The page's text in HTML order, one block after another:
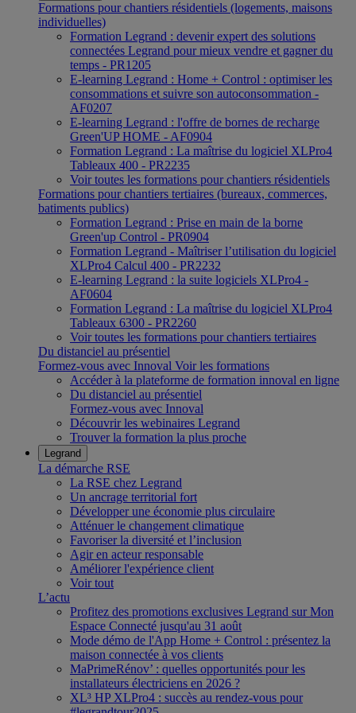
Formations pour chantiers résidentiels (logements, maisons
individuelles)
Formation Legrand : devenir expert des solutions
connectées Legrand pour mieux vendre et gagner du
temps - PR1205
E-learning Legrand : Home + Control : optimiser les
consommations et suivre son autoconsommation -
AF0207
E-learning Legrand : l'offre de bornes de recharge
Green'UP HOME - AF0904
Formation Legrand : La maîtrise du logiciel XLPro4
Tableaux 400 - PR2235
Voir toutes les formations pour chantiers résidentiels
Formations pour chantiers tertiaires (bureaux, commerces,
batiments publics)
Formation Legrand : Prise en main de la borne
Green'up Control - PR0904
Formation Legrand - Maîtriser l’utilisation du logiciel
XLPro4 Calcul 400 - PR2232
E-learning Legrand : la suite logiciels XLPro4 -
AF0604
Formation Legrand : La maîtrise du logiciel XLPro4
Tableaux 6300 - PR2260
Voir toutes les formations pour chantiers tertiaires
Du distanciel au présentiel
Formez-vous avec Innoval Voir les formations
Accéder à la plateforme de formation innoval en ligne
Du distanciel au présentiel
Formez-vous avec Innoval
Découvrir les webinaires Legrand
Trouver la formation la plus proche
Legrand
La démarche RSE
La RSE chez Legrand
Un ancrage territorial fort
Développer une économie plus circulaire
Atténuer le changement climatique
Favoriser la diversité et l’inclusion
Agir en acteur responsable
Améliorer l'expérience client
Voir tout
L’actu
Profitez des promotions exclusives Legrand sur Mon
Espace Connecté jusqu'au 31 août
Mode démo de l'App Home + Control : présentez la
maison connectée à vos clients
MaPrimeRénov’ : quelles opportunités pour les
installateurs électriciens en 2026 ?
XL³ HP XLPro4 : succès au rendez-vous pour